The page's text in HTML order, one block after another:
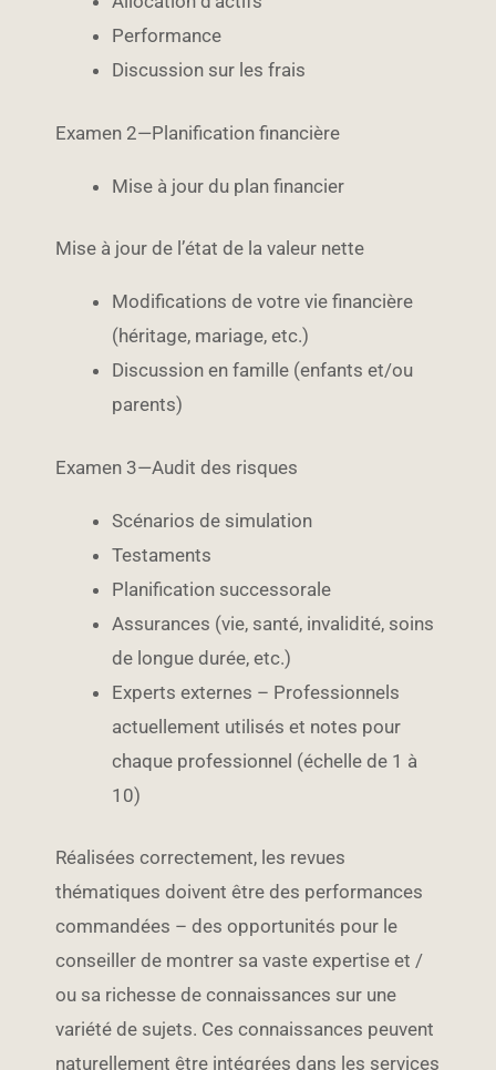
Performance
Discussion sur les frais
Examen 2—Planification financière
Mise à jour du plan financier
Mise à jour de l’état de la valeur nette
Modifications de votre vie financière
(héritage, mariage, etc.)
Discussion en famille (enfants et/ou
parents)
Examen 3—Audit des risques
Scénarios de simulation
Testaments
Planification successorale
Assurances (vie, santé, invalidité, soins
de longue durée, etc.)
Experts externes – Professionnels
actuellement utilisés et notes pour
chaque professionnel (échelle de 1 à
10)
Réalisées correctement, les revues
thématiques doivent être des performances
commandées – des opportunités pour le
conseiller de montrer sa vaste expertise et /
ou sa richesse de connaissances sur une
variété de sujets. Ces connaissances peuvent
naturellement être intégrées dans les services